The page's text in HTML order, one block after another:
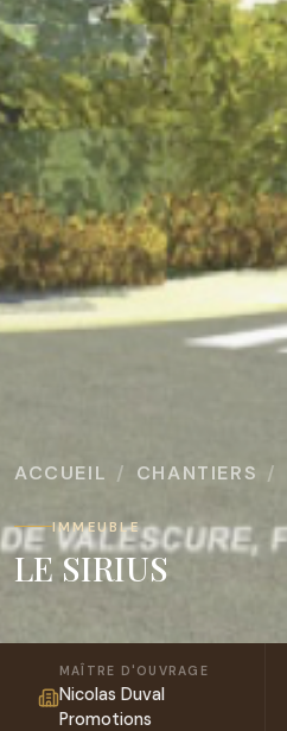
ACCUEIL CHANTIERS
IMMEUBLE
LE SIRIUS
MAÎTRE D'OUVRAGE
Nicolas Duval
Promotions